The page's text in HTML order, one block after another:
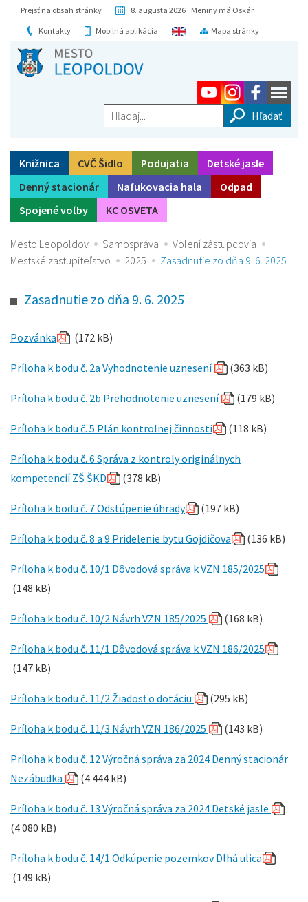
Prejsť na obsah stránky
8. augusta 2026 Meniny má Oskár
Kontakty
Mobilná aplikácia Mapa stránky
Hľadaj...
Knižnica CVČ Šidlo Podujatia
Detské jasle
Denný stacionár
Nafukovacia hala
Odpad
Spojené voľby
KC OSVETA
Mesto Leopoldov Samospráva
Volení zástupcovia
Mestské zastupiteľstvo
2025 Zasadnutie zo dňa 9. 6. 2025
Zasadnutie zo dňa 9. 6. 2025
Pozvánka (172 kB)
Príloha k bodu č. 2a Vyhodnotenie uznesení (363 kB)
Príloha k bodu č. 2b Prehodnotenie uznesení (179 kB)
Príloha k bodu č. 5 Plán kontrolnej činnosti (118 kB)
Príloha k bodu č. 6 Správa z kontroly originálnych
kompetencií ZŠ ŠKD
(378 kB)
Príloha k bodu č. 7 Odstúpenie úhrady (197 kB)
Príloha k bodu č. 8 a 9 Pridelenie bytu Gojdičova (136 kB)
Príloha k bodu č. 10/1 Dôvodová správa k VZN 185/2025
(148 kB)
Príloha k bodu č. 10/2 Návrh VZN 185/2025 (168 kB)
Príloha k bodu č. 11/1 Dôvodová správa k VZN 186/2025
(147 kB)
Príloha k bodu č. 11/2 Žiadosť o dotáciu (295 kB)
Príloha k bodu č. 11/3 Návrh VZN 186/2025 (143 kB)
Príloha k bodu č. 12 Výročná správa za 2024 Denný stacionár
Nezábudka
(4 444 kB)
Príloha k bodu č. 13 Výročná správa za 2024 Detské jasle
(4 080 kB)
Príloha k bodu č. 14/1 Odkúpenie pozemkov Dlhá ulica
(149 kB)